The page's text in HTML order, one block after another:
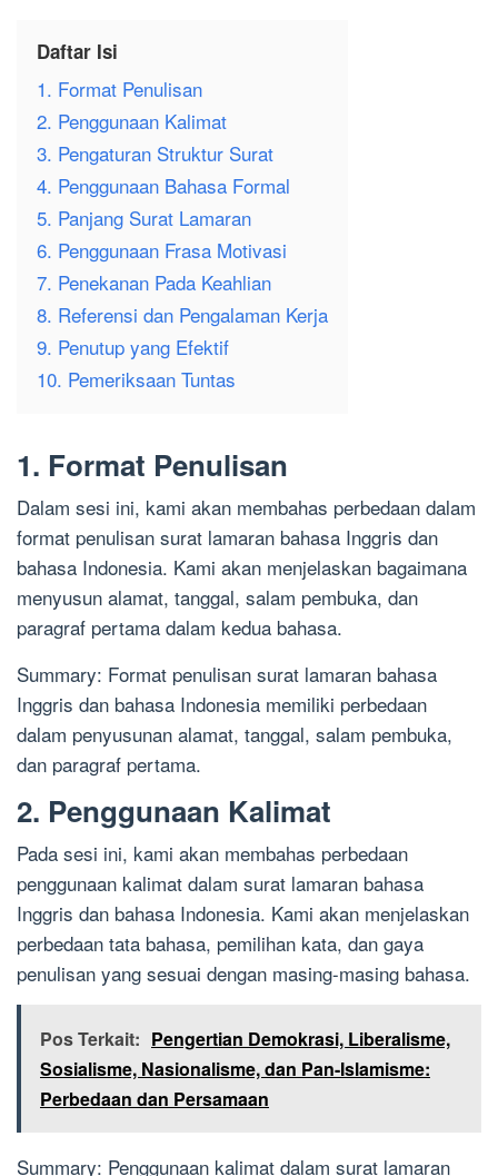
Daftar Isi
1. Format Penulisan
2. Penggunaan Kalimat
3. Pengaturan Struktur Surat
4. Penggunaan Bahasa Formal
5. Panjang Surat Lamaran
6. Penggunaan Frasa Motivasi
7. Penekanan Pada Keahlian
8. Referensi dan Pengalaman Kerja
9. Penutup yang Efektif
10. Pemeriksaan Tuntas
1. Format Penulisan
Dalam sesi ini, kami akan membahas perbedaan dalam
format penulisan surat lamaran bahasa Inggris dan
bahasa Indonesia. Kami akan menjelaskan bagaimana
menyusun alamat, tanggal, salam pembuka, dan
paragraf pertama dalam kedua bahasa.
Summary: Format penulisan surat lamaran bahasa
Inggris dan bahasa Indonesia memiliki perbedaan
dalam penyusunan alamat, tanggal, salam pembuka,
dan paragraf pertama.
2. Penggunaan Kalimat
Pada sesi ini, kami akan membahas perbedaan
penggunaan kalimat dalam surat lamaran bahasa
Inggris dan bahasa Indonesia. Kami akan menjelaskan
perbedaan tata bahasa, pemilihan kata, dan gaya
penulisan yang sesuai dengan masing-masing bahasa.
Pos Terkait: Pengertian Demokrasi, Liberalisme,
Sosialisme, Nasionalisme, dan Pan-Islamisme:
Perbedaan dan Persamaan
Summary: Penggunaan kalimat dalam surat lamaran